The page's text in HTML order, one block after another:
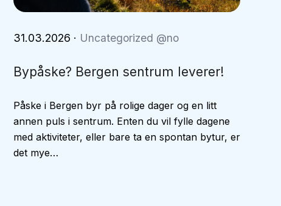
31.03.2026 · Uncategorized @no
Bypåske? Bergen sentrum leverer!
Påske i Bergen byr på rolige dager og en litt
annen puls i sentrum. Enten du vil fylle dagene
med aktiviteter, eller bare ta en spontan bytur, er
det mye…